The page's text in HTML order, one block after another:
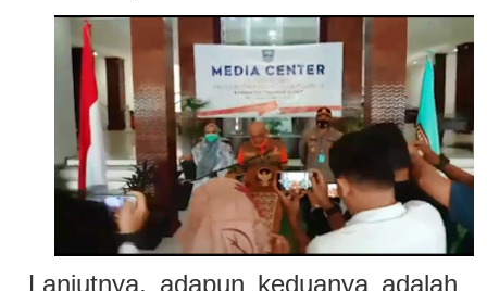
Lanjutnya, adapun keduanya adalah